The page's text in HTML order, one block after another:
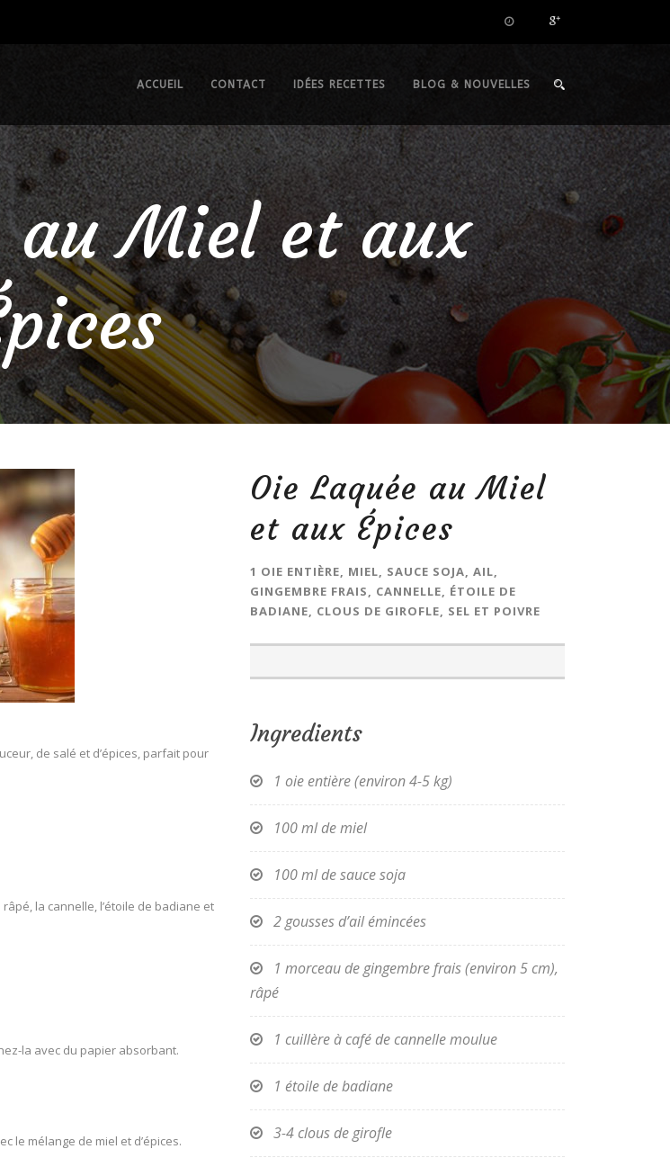
ACCUEIL CONTACT IDÉES RECETTES BLOG & NOUVELLES
au Miel et aux
de salé et d’épices, parfait pour
la cannelle, l’étoile de badiane et
la avec du papier absorbant.
le mélange de miel et d’épices.
Oie Laquée au Miel
et aux Épices
1 OIE ENTIÈRE, MIEL, SAUCE SOJA, AIL,
GINGEMBRE FRAIS, CANNELLE, ÉTOILE DE
BADIANE, CLOUS DE GIROFLE, SEL ET POIVRE
Ingredients
1 oie entière (environ 4-5 kg)
100 ml de miel
100 ml de sauce soja
2 gousses d’ail émincées
1 morceau de gingembre frais (environ 5 cm),
râpé
1 cuillère à café de cannelle moulue
1 étoile de badiane
3-4 clous de girofle